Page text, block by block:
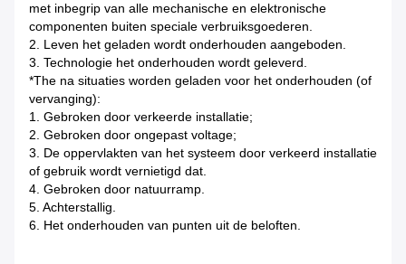
met inbegrip van alle mechanische en elektronische
componenten buiten speciale verbruiksgoederen.
2. Leven het geladen wordt onderhouden aangeboden.
3. Technologie het onderhouden wordt geleverd.
*The na situaties worden geladen voor het onderhouden (of
vervanging):
1. Gebroken door verkeerde installatie;
2. Gebroken door ongepast voltage;
3. De oppervlakten van het systeem door verkeerd installatie
of gebruik wordt vernietigd dat.
4. Gebroken door natuurramp.
5. Achterstallig.
6. Het onderhouden van punten uit de beloften.